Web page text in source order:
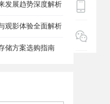
发展趋势深度解析
观影体验全面解析
储方案选购指南